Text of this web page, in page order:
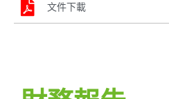
文件下載